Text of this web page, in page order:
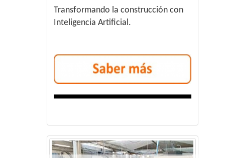
Transformando la construcción con
Inteligencia Artificial.